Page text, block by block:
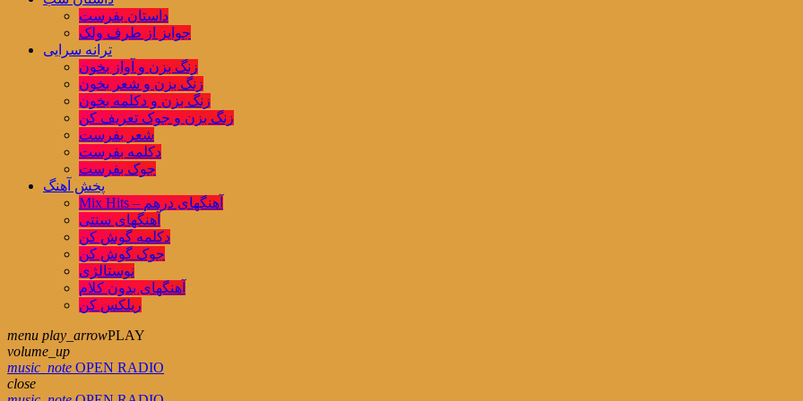
داستان بفرست
جوایز از طرف ولک
ترانه سرایی
زنگ بزن و آواز بخون
زنگ بزن و شعر بخون
زنگ بزن و دکلمه بخون
زنگ بزن و جوک تعریف کن
شعر بفرست
دکلمه بفرست
جوک بفرست
پخش آهنگ
Mix Hits – آهنگهای درهم
آهنگهای سنتی
دکلمه گوش کن
جوک گوش کن
نوستالژی
آهنگهای بدون کلام
ریلکس کن
menu play_arrowPLAY
volume_up
music_note OPEN RADIO
close